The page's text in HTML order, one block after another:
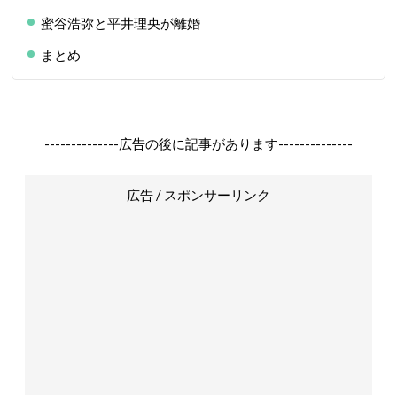
蜜谷浩弥と平井理央が離婚
まとめ
--------------広告の後に記事があります--------------
広告 / スポンサーリンク